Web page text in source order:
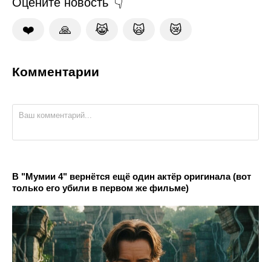
❤️ 🙏 😹 🙀 😿
Комментарии
В "Мумии 4" вернётся ещё один актёр оригинала (вот
только его убили в первом же фильме)